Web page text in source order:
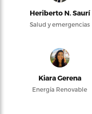
Heriberto N. Saurí
Salud y emergencias
Kiara Gerena
Energía Renovable